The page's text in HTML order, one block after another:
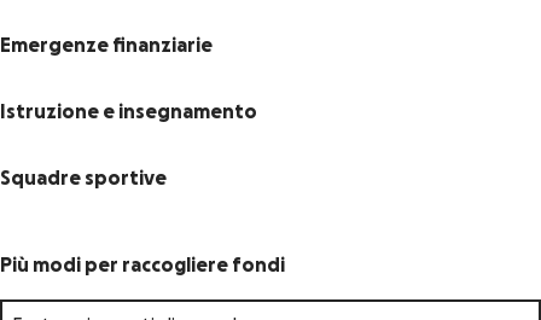
Emergenze finanziarie
Istruzione e insegnamento
Squadre sportive
Più modi per raccogliere fondi